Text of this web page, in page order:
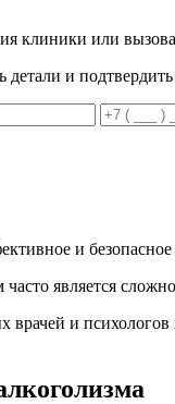
клиники или
и подтвердить
и
является
и